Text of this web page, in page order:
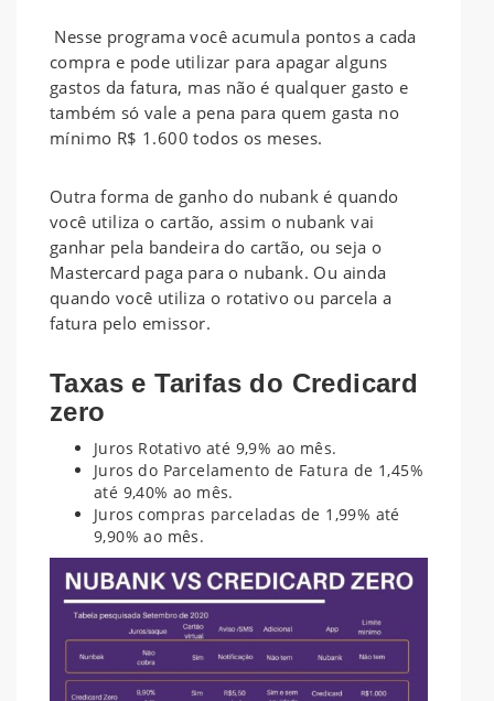
Nesse programa você acumula pontos a cada
compra e pode utilizar para apagar alguns
gastos da fatura, mas não é qualquer gasto e
também só vale a pena para quem gasta no
mínimo R$ 1.600 todos os meses.
Outra forma de ganho do nubank é quando
você utiliza o cartão, assim o nubank vai
ganhar pela bandeira do cartão, ou seja o
Mastercard paga para o nubank. Ou ainda
quando você utiliza o rotativo ou parcela a
fatura pelo emissor.
Taxas e Tarifas do Credicard
zero
Juros Rotativo até 9,9% ao mês.
Juros do Parcelamento de Fatura de 1,45%
até 9,40% ao mês.
Juros compras parceladas de 1,99% até
9,90% ao mês.